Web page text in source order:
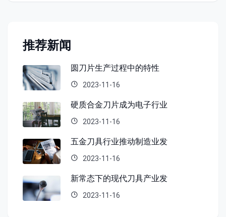
推荐新闻
圆刀片生产过程中的特性
2023-11-16
硬质合金刀片成为电子行业
2023-11-16
五金刀具行业推动制造业发
2023-11-16
新常态下的现代刀具产业发
2023-11-16